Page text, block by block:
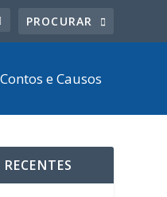
Contos e Causos